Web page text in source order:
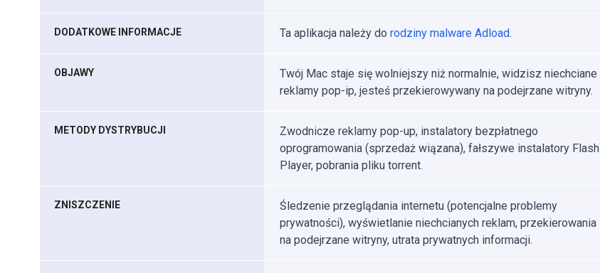
DODATKOWE INFORMACJE Ta aplikacja należy do rodziny malware Adload.
OBJAWY
Twój Mac staje się wolniejszy niż normalnie, widzisz niechciane
reklamy pop-ip, jesteś przekierowywany na podejrzane witryny.
METODY DYSTRYBUCJI
Zwodnicze reklamy pop-up, instalatory bezpłatnego
oprogramowania (sprzedaż wiązana), fałszywe instalatory Flash
Player, pobrania pliku torrent.
ZNISZCZENIE
Śledzenie przeglądania internetu (potencjalne problemy
prywatności), wyświetlanie niechcianych reklam, przekierowania
na podejrzane witryny, utrata prywatnych informacji.